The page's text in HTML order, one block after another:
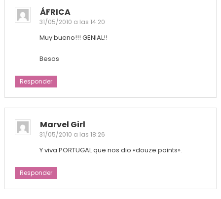
ÁFRICA
31/05/2010 a las 14:20
Muy bueno!!! GENIAL!!
Besos
Responder
Marvel Girl
31/05/2010 a las 18:26
Y viva PORTUGAL que nos dio «douze points».
Responder